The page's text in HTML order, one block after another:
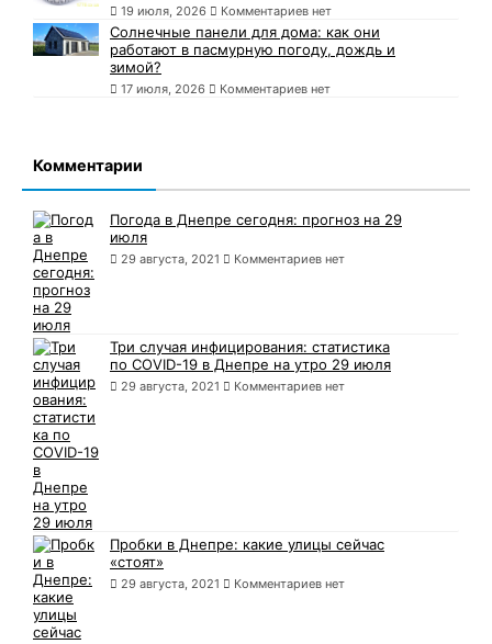
19 июля, 2026 Комментариев нет
Солнечные панели для дома: как они
работают в пасмурную погоду, дождь и
зимой?
17 июля, 2026 Комментариев нет
Комментарии
Погода в Днепре сегодня: прогноз на 29
июля
29 августа, 2021 Комментариев нет
Три случая инфицирования: статистика
по COVID-19 в Днепре на утро 29 июля
29 августа, 2021 Комментариев нет
Пробки в Днепре: какие улицы сейчас
«стоят»
29 августа, 2021 Комментариев нет